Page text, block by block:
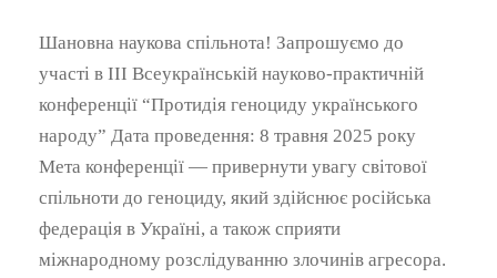
Шановна наукова спільнота! Запрошуємо до
участі в III Всеукраїнській науково-практичній
конференції “Протидія геноциду українського
народу” Дата проведення: 8 травня 2025 року
Мета конференції — привернути увагу світової
спільноти до геноциду, який здійснює російська
федерація в Україні, а також сприяти
міжнародному розслідуванню злочинів агресора.